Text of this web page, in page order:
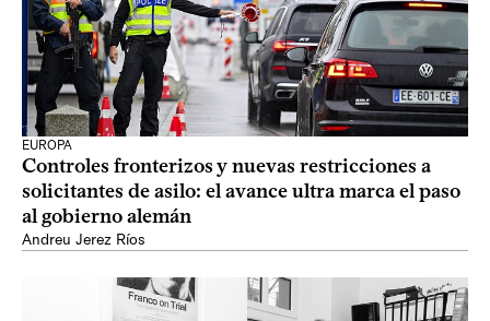
EUROPA
Controles fronterizos y nuevas restricciones a
solicitantes de asilo: el avance ultra marca el paso
al gobierno alemán
Andreu Jerez Ríos